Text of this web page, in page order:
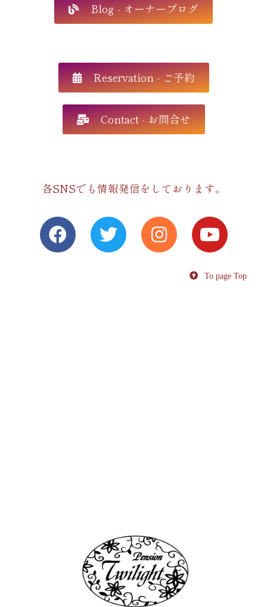
Blog - オーナーブログ
Reservation - ご予約
Contact - お問合せ
各SNSでも情報発信をしております。
To page Top